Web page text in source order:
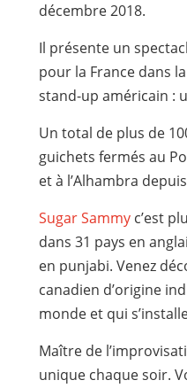
décembre 2018.
Il présente un
pour la France dans
stand-up américain :
Un total de plus de
guichets fermés au
et à l’Alhambra
Sugar Sammy c’est
dans 31 pays en
en punjabi. Venez
canadien d’origine
monde et qui
Maître de
unique chaque soir.